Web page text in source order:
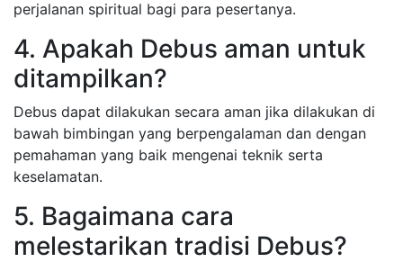
perjalanan spiritual bagi para pesertanya.
4. Apakah Debus aman untuk
ditampilkan?
Debus dapat dilakukan secara aman jika dilakukan di
bawah bimbingan yang berpengalaman dan dengan
pemahaman yang baik mengenai teknik serta
keselamatan.
5. Bagaimana cara
melestarikan tradisi Debus?